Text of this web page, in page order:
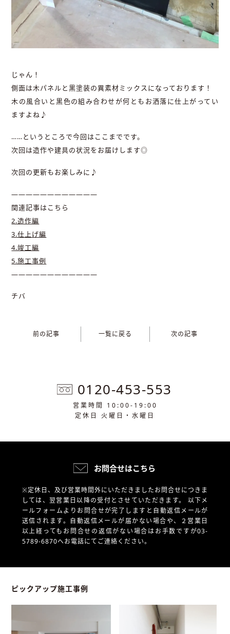
じゃん！
側面は木パネルと黒塗装の異素材ミックスになっております！
木の風合いと黒色の組み合わせが何ともお洒落に仕上がってい
ますよね♪
……というところで今回はここまでです。
次回は造作や建具の状況をお届けします◎
次回の更新もお楽しみに♪
————————————
関連記事はこちら
2.造作編
3.仕上げ編
4.竣工編
5.施工事例
————————————
チバ
前の記事 一覧に戻る 次の記事
0120-453-553
営業時間 10:00-19:00
定休日 火曜日・水曜日
お問合せはこちら
※定休日、及び営業時間外にいただきましたお問合せにつきま
しては、翌営業日以降の受付とさせていただきます。 以下メ
ールフォームよりお問合せが完了しますと自動返信メールが
送信されます。自動返信メールが届かない場合や、
２営業日
以上経ってもお問合せの返信がない場合はお手数ですが03-
5789-6870へお電話にてご連絡ください。
ピックアップ施工事例